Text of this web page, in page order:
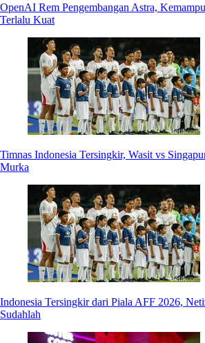
OpenAI Rem Pengembangan Astra,
Terlalu Kuat
Timnas Indonesia Tersingkir, Wasit vs
Murka
Indonesia Tersingkir dari Piala AFF 2026,
Sudahlah